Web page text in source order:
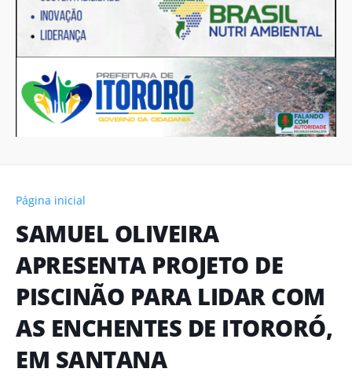
Página inicial
SAMUEL OLIVEIRA
APRESENTA PROJETO DE
PISCINÃO PARA LIDAR COM
AS ENCHENTES DE ITORORÓ,
EM SANTANA